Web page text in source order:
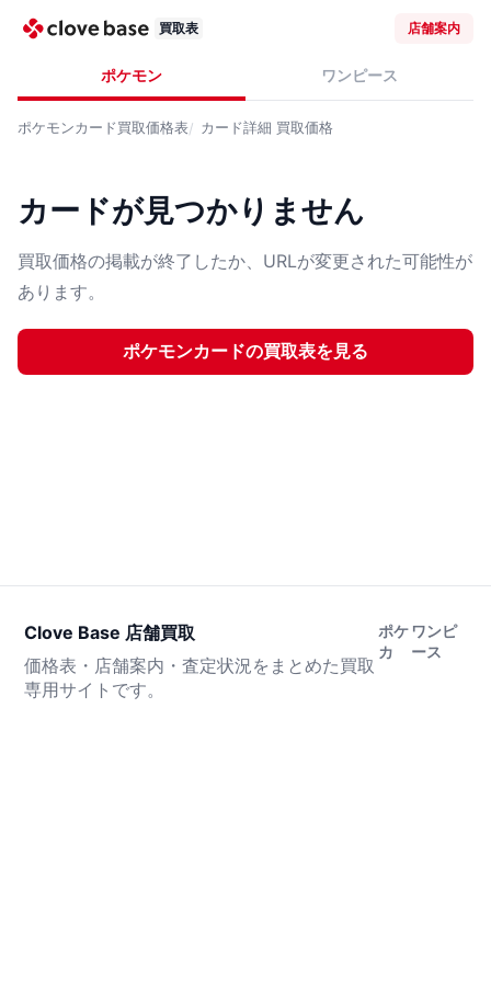
買取表 店舗案内
ポケモン ワンピース
ポケモンカード買取価格表 カード詳細 買取価格
カードが見つかりません
買取価格の掲載が終了したか、URLが変更された可能性が
あります。
ポケモンカードの買取表を見る
Clove Base 店舗買取
価格表・店舗案内・査定状況をまとめた買取
専用サイトです。
ポケ
カ
ワンピ
ース